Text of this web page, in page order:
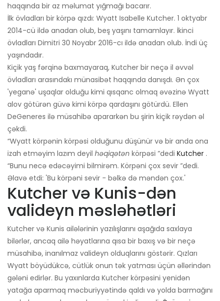
haqqında bir az məlumat yığmağı bacarır.
İlk övladları bir körpə qızdı: Wyatt Isabelle Kutcher. 1 oktyabr
2014-cü ildə anadan olub, beş yaşını tamamlayır. İkinci
övladları Dimitri 30 Noyabr 2016-cı ildə anadan olub. İndi üç
yaşındadır.
Kiçik yaş fərqinə baxmayaraq, Kutcher bir neçə il əvvəl
övladları arasındakı münasibət haqqında danışdı. Ən çox
'yeganə' uşaqlar olduğu kimi qısqanc olmaq əvəzinə Wyatt
alov götürən güvə kimi körpə qardaşını götürdü. Ellen
DeGeneres ilə müsahibə apararkən bu şirin kiçik rəydən əl
çəkdi.
“Wyatt körpənin körpəsi olduğunu düşünür və bir anda ona
izah etməyim lazım deyil həqiqətən körpəsi ”dedi Kutcher .
“Bunu necə edəcəyimi bilmirəm. Körpəni çox sevir ”dedi.
Əlavə etdi: 'Bu körpəni sevir - bəlkə də məndən çox.'
Kutcher və Kunis-dən
valideyn məsləhətləri
Kutcher və Kunis ailələrinin yazılışlarını aşağıda saxlaya
bilərlər, ancaq ailə həyatlarına qısa bir baxış və bir neçə
müsahibə, inanılmaz valideyn olduqlarını göstərir. Qızları
Wyatt böyüdükcə, cütlük onun tək yatması üçün əllərindən
gələni edirlər. Bu yaxınlarda Kutcher körpəsini yenidən
yatağa aparmaq məcburiyyətində qaldı və yolda barmağını